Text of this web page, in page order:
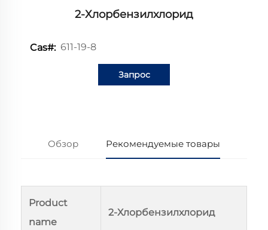
2-Хлорбензилхлорид
Cas#: 611-19-8
Запрос
Обзор Рекомендуемые товары
Product
name
2-Хлорбензилхлорид